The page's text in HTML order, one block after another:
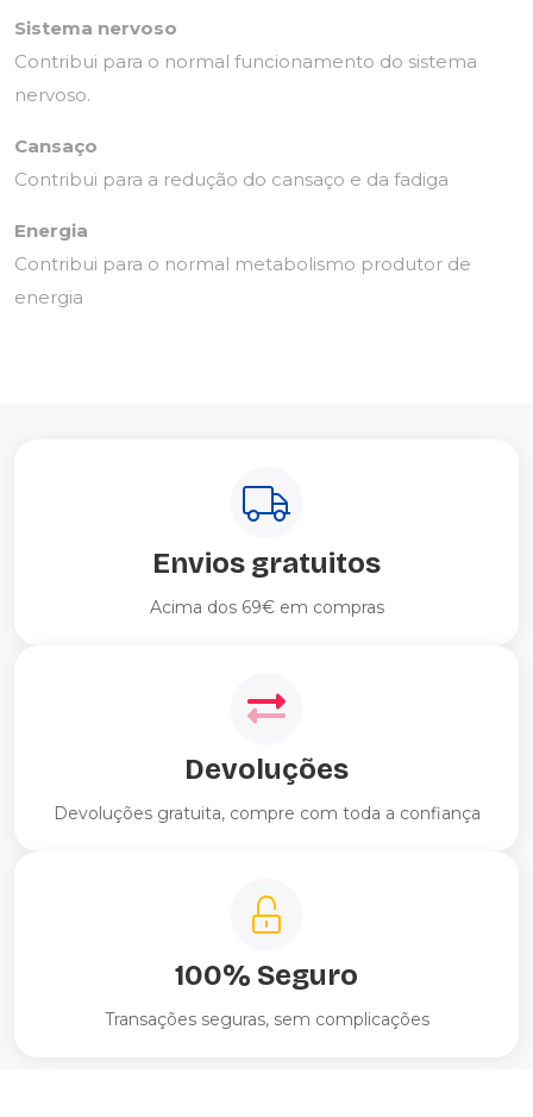
Sistema nervoso
Contribui para o normal funcionamento do sistema
nervoso.
Cansaço
Contribui para a redução do cansaço e da fadiga
Energia
Contribui para o normal metabolismo produtor de
energia
Envios gratuitos
Acima dos 69€ em compras
Devoluções
Devoluções gratuita, compre com toda a confiança
100% Seguro
Transações seguras, sem complicações